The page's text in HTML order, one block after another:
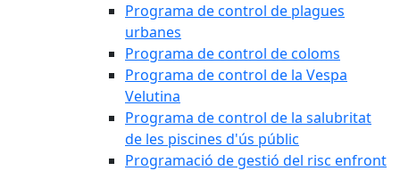
Programa de control de plagues
urbanes
Programa de control de coloms
Programa de control de la Vespa
Velutina
Programa de control de la salubritat
de les piscines d'ús públic
Programació de gestió del risc enfront